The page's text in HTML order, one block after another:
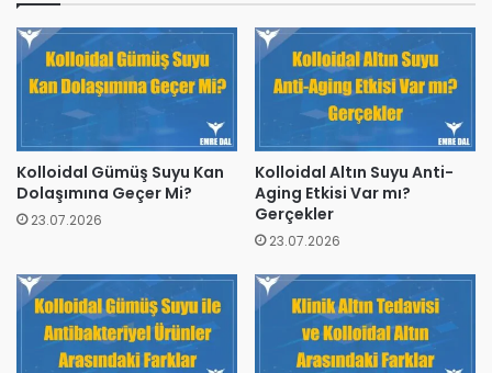
Kolloidal Gümüş Suyu Kan
Dolaşımına Geçer Mi?
23.07.2026
Kolloidal Altın Suyu Anti-
Aging Etkisi Var mı?
Gerçekler
23.07.2026